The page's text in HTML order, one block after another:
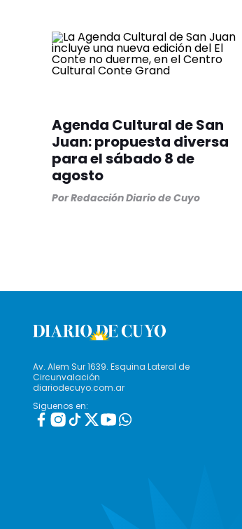
Agenda Cultural de San
Juan: propuesta diversa
para el sábado 8 de
agosto
PorRedacción Diario de Cuyo
Av. Alem Sur 1639. Esquina Lateral de
Circunvalación
diariodecuyo.com.ar
Siguenos en: